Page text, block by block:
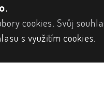
cookies. Svůj
s využitím cookies.